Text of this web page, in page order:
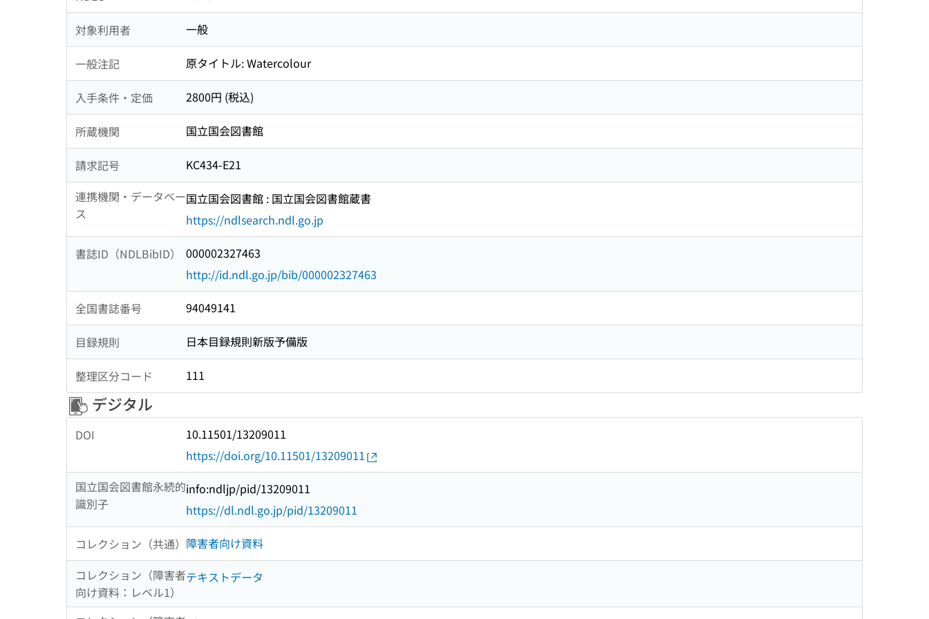
対象利用者 一般
一般注記 原タイトル: Watercolour
入手条件・定価 2800円 (税込)
所蔵機関 国立国会図書館
請求記号
KC434-E21
連携機関・データベー
ス
国立国会図書館 : 国立国会図書館蔵書
https://ndlsearch.ndl.go.jp
書誌ID（NDLBibID）
000002327463
http://id.ndl.go.jp/bib/000002327463
全国書誌番号 94049141
目録規則 日本目録規則新版予備版
整理区分コード 111
デジタル
DOI
10.11501/13209011
https://doi.org/10.11501/13209011
国立国会図書館永続的
識別子
info:ndljp/pid/13209011
https://dl.ndl.go.jp/pid/13209011
コレクション（共通） 障害者向け資料
コレクション（障害者
向け資料：レベル1）
テキストデータ